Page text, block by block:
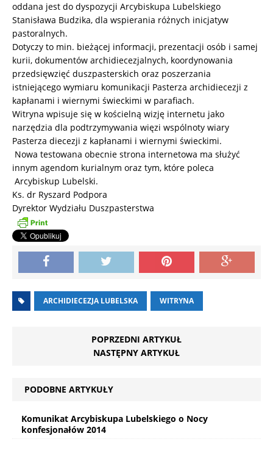
oddana jest do dyspozycji Arcybiskupa Lubelskiego
Stanisława Budzika, dla wspierania różnych inicjatyw
pastoralnych.
Dotyczy to min. bieżącej informacji, prezentacji osób i samej
kurii, dokumentów archidiecezjalnych, koordynowania
przedsięwzięć duszpasterskich oraz poszerzania
istniejącego wymiaru komunikacji Pasterza archidiecezji z
kapłanami i wiernymi świeckimi w parafiach.
Witryna wpisuje się w kościelną wizję internetu jako
narzędzia dla podtrzymywania więzi wspólnoty wiary
Pasterza diecezji z kapłanami i wiernymi świeckimi.
Nowa testowana obecnie strona internetowa ma służyć
innym agendom kurialnym oraz tym, które poleca
Arcybiskup Lubelski.
Ks. dr Ryszard Podpora
Dyrektor Wydziału Duszpasterstwa
ARCHIDIECEZJA LUBELSKA WITRYNA
POPRZEDNI ARTYKUŁ
NASTĘPNY ARTYKUŁ
PODOBNE ARTYKUŁY
Komunikat Arcybiskupa Lubelskiego o Nocy
konfesjonałów 2014